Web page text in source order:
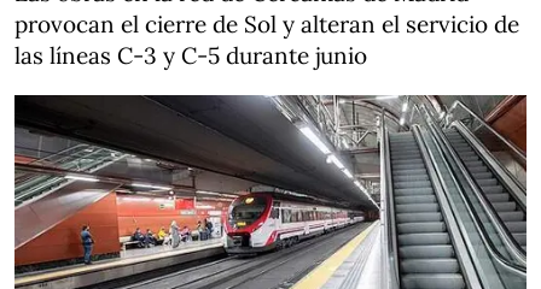
provocan el cierre de Sol y alteran el servicio de
las líneas C-3 y C-5 durante junio